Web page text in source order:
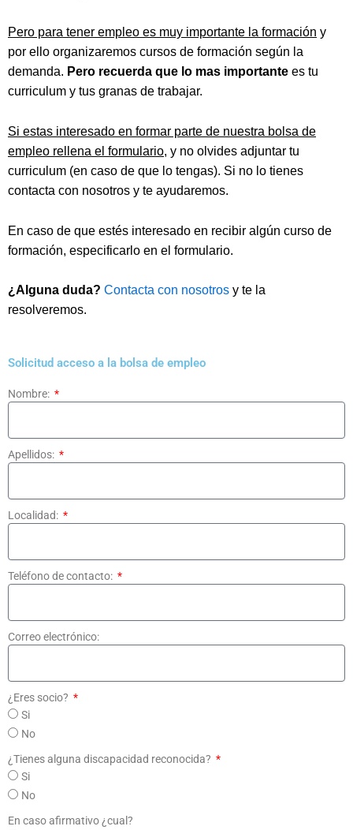
Pero para tener empleo es muy importante la formación y
por ello organizaremos cursos de formación según la
demanda. Pero recuerda que lo mas importante es tu
curriculum y tus granas de trabajar.
Si estas interesado en formar parte de nuestra bolsa de
empleo rellena el formulario, y no olvides adjuntar tu
curriculum (en caso de que lo tengas). Si no lo tienes
contacta con nosotros y te ayudaremos.
En caso de que estés interesado en recibir algún curso de
formación, especificarlo en el formulario.
¿Alguna duda? Contacta con nosotros y te la
resolveremos.
Solicitud acceso a la bolsa de empleo
Nombre:
Apellidos:
Localidad:
Teléfono de contacto:
Correo electrónico:
¿Eres socio?
Si
No
¿Tienes alguna discapacidad reconocida?
Si
No
En caso afirmativo ¿cual?